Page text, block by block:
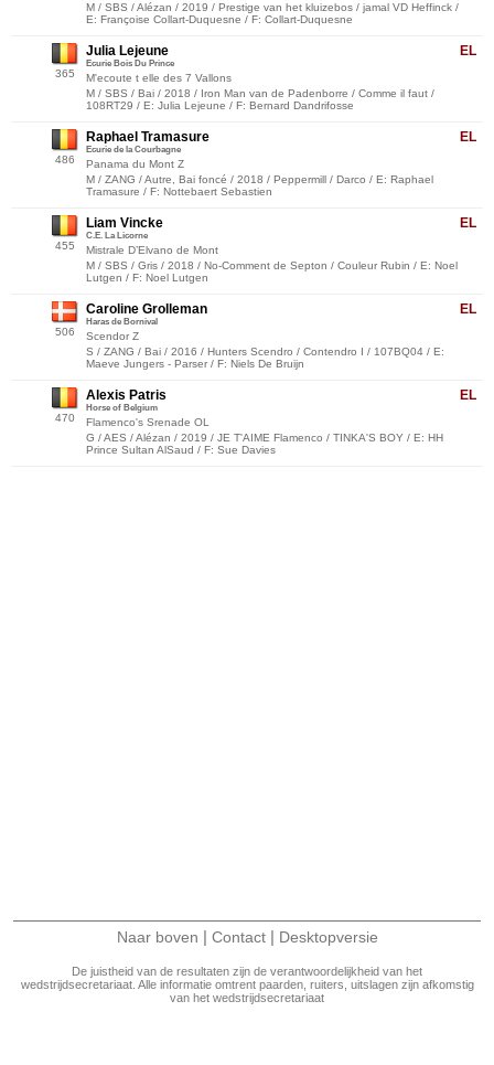
M / SBS / Alézan / 2019 / Prestige van het kluizebos / jamal VD Heffinck /
E: Françoise Collart-Duquesne / F: Collart-Duquesne
365
EL
Julia Lejeune
Ecurie Bois Du Prince
M'ecoute t elle des 7 Vallons
M / SBS / Bai / 2018 / Iron Man van de Padenborre / Comme il faut /
108RT29 / E: Julia Lejeune / F: Bernard Dandrifosse
486
EL
Raphael Tramasure
Ecurie de la Courbagne
Panama du Mont Z
M / ZANG / Autre, Bai foncé / 2018 / Peppermill / Darco / E: Raphael
Tramasure / F: Nottebaert Sebastien
455
EL
Liam Vincke
C.E. La Licorne
Mistrale D’Elvano de Mont
M / SBS / Gris / 2018 / No-Comment de Septon / Couleur Rubin / E: Noel
Lutgen / F: Noel Lutgen
506
EL
Caroline Grolleman
Haras de Bornival
Scendor Z
S / ZANG / Bai / 2016 / Hunters Scendro / Contendro I / 107BQ04 / E:
Maeve Jungers - Parser / F: Niels De Bruijn
470
EL
Alexis Patris
Horse of Belgium
Flamenco's Srenade OL
G / AES / Alézan / 2019 / JE T'AIME Flamenco / TINKA'S BOY / E: HH
Prince Sultan AlSaud / F: Sue Davies
Naar boven | Contact | Desktopversie
De juistheid van de resultaten zijn de verantwoordelijkheid van het
wedstrijdsecretariaat. Alle informatie omtrent paarden, ruiters, uitslagen zijn afkomstig
van het wedstrijdsecretariaat